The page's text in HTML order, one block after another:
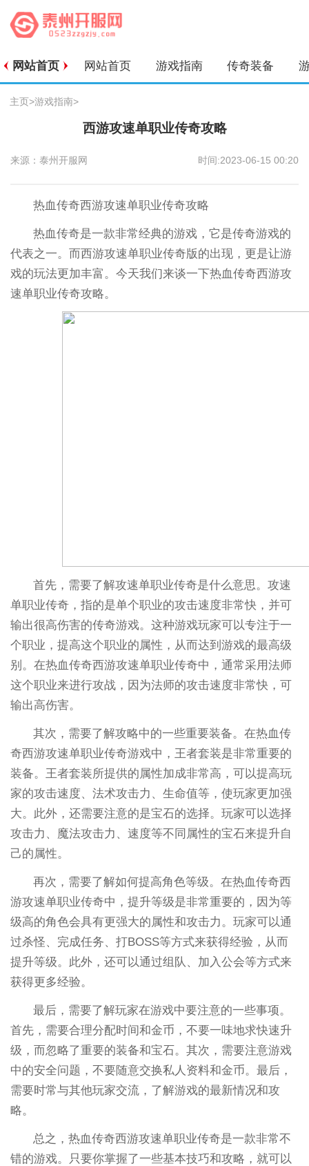
网站首页 网站首页 游戏指南 传奇装备
主页>游戏指南>
西游攻速单职业传奇攻略
来源：泰州开服网 时间:2023-06-15 00:20
热血传奇西游攻速单职业传奇攻略
热血传奇是一款非常经典的游戏，它是传奇游戏的
代表之一。而西游攻速单职业传奇版的出现，更是让游
戏的玩法更加丰富。今天我们来谈一下热血传奇西游攻
速单职业传奇攻略。
首先，需要了解攻速单职业传奇是什么意思。攻速
单职业传奇，指的是单个职业的攻击速度非常快，并可
输出很高伤害的传奇游戏。这种游戏玩家可以专注于一
个职业，提高这个职业的属性，从而达到游戏的最高级
别。在热血传奇西游攻速单职业传奇中，通常采用法师
这个职业来进行攻战，因为法师的攻击速度非常快，可
输出高伤害。
其次，需要了解攻略中的一些重要装备。在热血传
奇西游攻速单职业传奇游戏中，王者套装是非常重要的
装备。王者套装所提供的属性加成非常高，可以提高玩
家的攻击速度、法术攻击力、生命值等，使玩家更加强
大。此外，还需要注意的是宝石的选择。玩家可以选择
攻击力、魔法攻击力、速度等不同属性的宝石来提升自
己的属性。
再次，需要了解如何提高角色等级。在热血传奇西
游攻速单职业传奇中，提升等级是非常重要的，因为等
级高的角色会具有更强大的属性和攻击力。玩家可以通
过杀怪、完成任务、打BOSS等方式来获得经验，从而
提升等级。此外，还可以通过组队、加入公会等方式来
获得更多经验。
最后，需要了解玩家在游戏中要注意的一些事项。
首先，需要合理分配时间和金币，不要一味地求快速升
级，而忽略了重要的装备和宝石。其次，需要注意游戏
中的安全问题，不要随意交换私人资料和金币。最后，
需要时常与其他玩家交流，了解游戏的最新情况和攻
略。
总之，热血传奇西游攻速单职业传奇是一款非常不
错的游戏。只要你掌握了一些基本技巧和攻略，就可以